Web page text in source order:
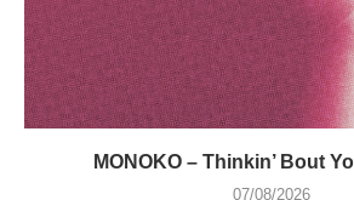
MONOKO – Thinkin’ Bout
07/08/2026